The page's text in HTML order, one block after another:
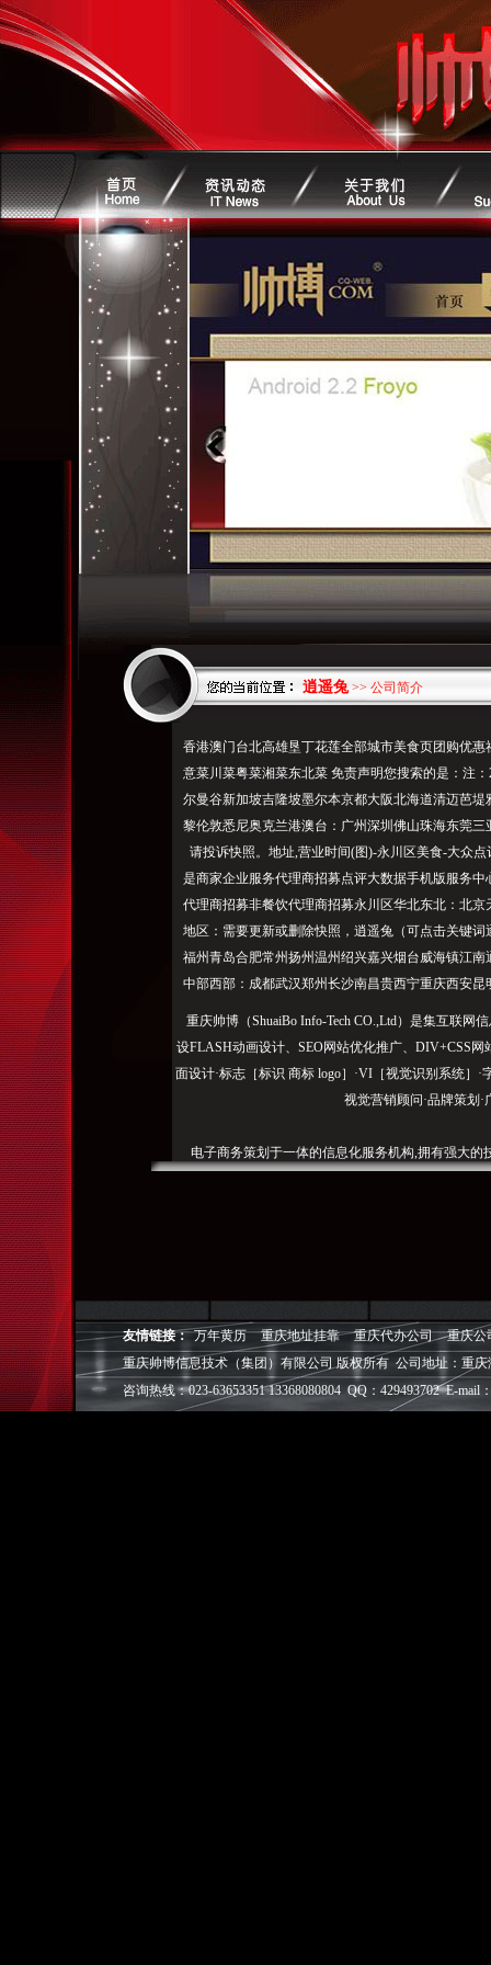
逍遥兔>> 公司简介
香港澳门台北高雄垦丁花莲全部城市美食页团购优
意菜川菜粤菜湘菜东北菜 免责声明您搜索的是：注
尔曼谷新加坡吉隆坡墨尔本京都大阪北海道清迈芭
黎伦敦悉尼奥克兰港澳台：广州深圳佛山珠海东莞
请投诉快照。地址,营业时间(图)-永川区美食-大众
是商家企业服务代理商招募点评大数据手机版服务
代理商招募非餐饮代理商招募永川区华北东北：北
地区：需要更新或删除快照，逍遥兔（可点击关键
福州青岛合肥常州扬州温州绍兴嘉兴烟台威海镇江
中部西部：成都武汉郑州长沙南昌贵西宁重庆西安
重庆帅博（ShuaiBo Info-Tech CO.,Ltd）是集互联网
设FLASH动画设计、SEO网站优化推广、DIV+CSS
面设计·标志［标识 商标 logo］·VI［视觉识别系统］·
视觉营销顾问·品牌策划
电子商务策划于一体的信息化服务机构,拥有强大的
◎ 帅博——用灵魂来设计，我
◎帅博——网络营销
◎帅博——专业的团队
友情链接： 万年黄历 重庆地址挂靠 重庆代办公司
重庆公
重庆帅博信息技术（集团）有限公司 版权所有 公司地址：重
咨询热线：023-63653351 13368080804 QQ：429493702 E-mail